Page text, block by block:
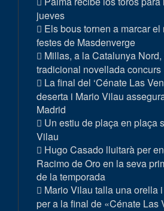
jueves
Els bous tornen a marcar el
festes de Masdenverge
Millas, a la Catalunya
tradicional novellada concurs
La final del ‘Cénate Las
deserta i Mario Vilau
Madrid
Un estiu de plaça en plaça
Vilau
Hugo Casado lluitarà per
Racimo de Oro en la seva
de la temporada
Mario Vilau talla una orella
per a la final de «Cénate Las